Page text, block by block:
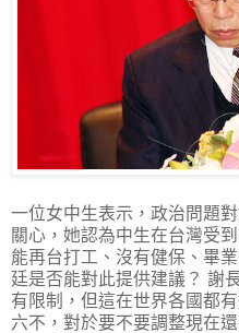
一位女中生表示，政治問題
關心，她認為中生在台灣受
能再台打工、沒有健保、畢
廷是否能對此提供建議？ 謝
有限制，但這在世界各國都
六不，對於要不要調整現在